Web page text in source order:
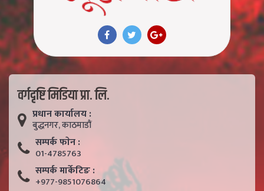
वर्गदृष्टि मिडिया प्रा. लि.
प्रधान कार्यालय :
बुद्धनगर, काठमाडाैं
सम्पर्क फाेन :
01-4785763
सम्पर्क मार्केटिङ :
+977-9851076864